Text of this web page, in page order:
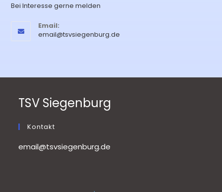
Bei Interesse gerne melden
Email:
email@tsvsiegenburg.de
TSV Siegenburg
Kontakt
email@tsvsiegenburg.de